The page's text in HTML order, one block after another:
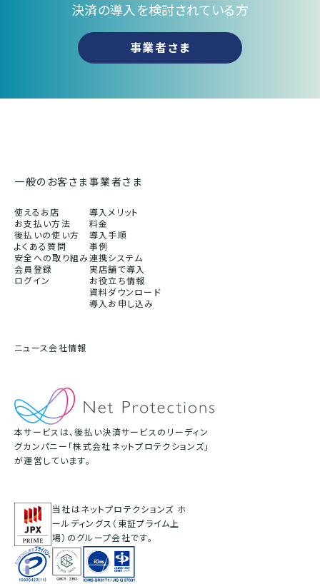
決済の導入を検討されている方
事業者さま
一般のお客さま
使えるお店
お支払い方法
後払いの使い方
よくある質問
安全への取り組み
会員登録
ログイン
事業者さま
導入メリット
料金
導入手順
事例
連携システム
実店舗で導入
お役立ち情報
資料ダウンロード
導入お申し込み
ニュース会社情報
本サービスは、後払い決済サービスのリーディン
グカンパニー「株式会社ネットプロテクションズ」
が運営しています。
当社はネットプロテクションズ ホ
ールディングス（東証プライム上
場）のグループ会社です。